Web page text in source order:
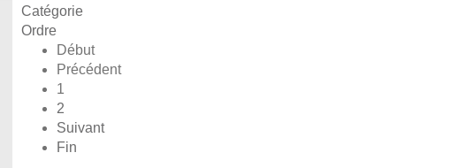
Catégorie
Ordre
Début
Précédent
1
2
Suivant
Fin